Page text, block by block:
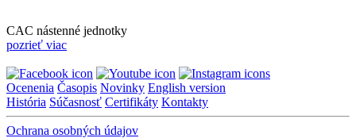
CAC nástenné jednotky
pozrieť viac
Ocenenia Časopis Novinky English version
História Súčasnosť Certifikáty Kontakty
Ochrana osobných údajov